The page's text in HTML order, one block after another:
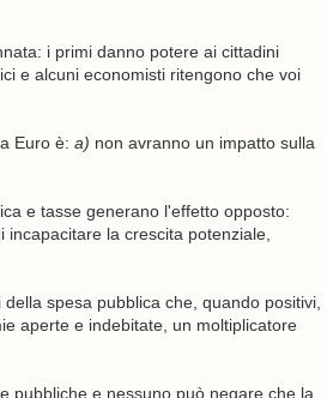
i primi danno potere ai cittadini
e alcuni economisti ritengono che voi
Euro è: a) non avranno un impatto sulla
e tasse generano l'effetto opposto:
la crescita potenziale,
spesa pubblica che, quando positivi,
aperte e indebitate, un moltiplicatore
pubbliche e nessuno può negare che la